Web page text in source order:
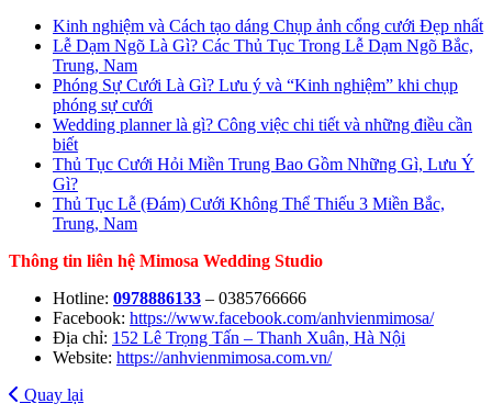
Kinh nghiệm và Cách tạo dáng Chụp ảnh cổng cưới Đẹp nhất
Lễ Dạm Ngõ Là Gì? Các Thủ Tục Trong Lễ Dạm Ngõ Bắc,
Trung, Nam
Phóng Sự Cưới Là Gì? Lưu ý và “Kinh nghiệm” khi chụp
phóng sự cưới
Wedding planner là gì? Công việc chi tiết và những điều cần
biết
Thủ Tục Cưới Hỏi Miền Trung Bao Gồm Những Gì, Lưu Ý
Gì?
Thủ Tục Lễ (Đám) Cưới Không Thể Thiếu 3 Miền Bắc,
Trung, Nam
Thông tin liên hệ Mimosa Wedding Studio
Hotline: 0978886133 – 0385766666
Facebook: https://www.facebook.com/anhvienmimosa/
Địa chỉ: 152 Lê Trọng Tấn – Thanh Xuân, Hà Nội
Website: https://anhvienmimosa.com.vn/
Quay lại